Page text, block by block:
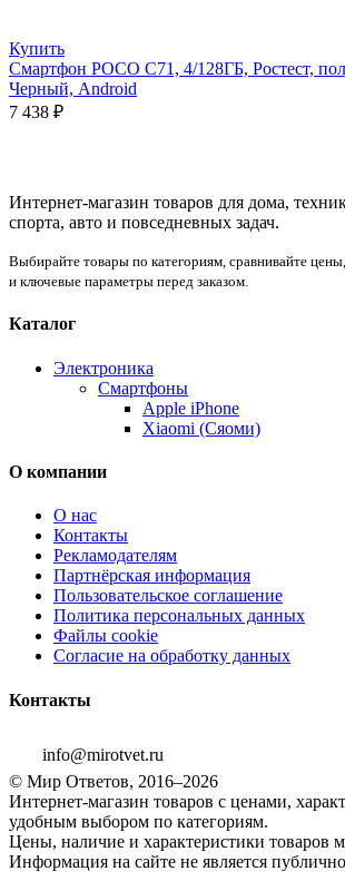
Купить
Смартфон POCO C71, 4/128ГБ, Ростест,
Черный, Android
7 438 ₽
Интернет-магазин товаров для дома,
спорта, авто и повседневных задач.
Выбирайте товары по категориям, сравнивайте
и ключевые параметры перед заказом.
Каталог
Электроника
Смартфоны
Apple iPhone
Xiaomi (Сяоми)
О компании
О нас
Контакты
Рекламодателям
Партнёрская информация
Пользовательское соглашение
Политика персональных данных
Файлы cookie
Согласие на обработку данных
Контакты
info@mirotvet.ru
© Мир Ответов, 2016–2026
Интернет-магазин товаров с ценами,
удобным выбором по категориям.
Цены, наличие и характеристики товаров
Информация на сайте не является